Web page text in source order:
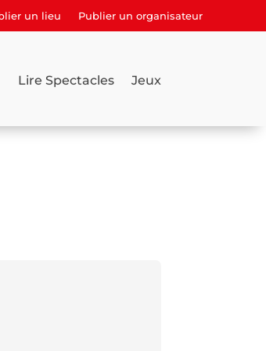
un lieu Publier un organisateur
Lire Spectacles Jeux